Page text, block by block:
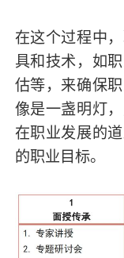
在这个过程中
具和技术，如
估等，来确保
像是一盏明灯
在职业发展的
的职业目标。